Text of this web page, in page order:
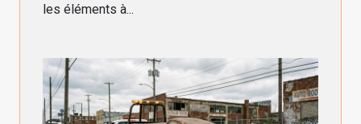
les éléments à...